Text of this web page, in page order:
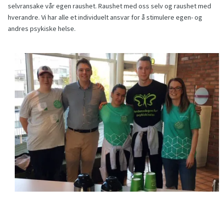
selvransake vår egen raushet. Raushet med oss selv og raushet med
hverandre. Vi har alle et individuelt ansvar for å stimulere egen- og
andres psykiske helse.